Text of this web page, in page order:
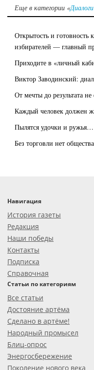
Еще в категории «
Открытость и готовность
избирателей — главный
Приходите в «личный
Виктор Заводинский:
От мечты до результата
Каждый человек должен
Пылятся удочки и ружья…
Без торговли нет общества
Навигация
История газеты
Редакция
Наши победы
Контакты
Подписка
Справочная
Статьи по категориям
Все статьи
Достояние артёма
Сделано в артёме!
Народный промысел
Блиц-опрос
Энергосбережение
Поколение нового века